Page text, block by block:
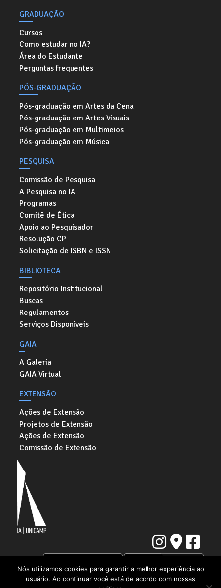
GRADUAÇÃO
Cursos
Como estudar no IA?
Área do Estudante
Perguntas frequentes
PÓS-GRADUAÇÃO
Pós-graduação em Artes da Cena
Pós-graduação em Artes Visuais
Pós-graduação em Multimeios
Pós-graduação em Música
PESQUISA
Comissão de Pesquisa
A Pesquisa no IA
Programas
Comitê de Ética
Apoio ao Pesquisador
Resolução CP
Solicitação de ISBN e ISSN
BIBLIOTECA
Repositório Institucional
Buscas
Regulamentos
Serviços Disponíveis
GAIA
A Galeria
GAIA Virtual
EXTENSÃO
Ações de Extensão
Projetos de Extensão
Ações de Extensão
Comissão de Extensão
Instituto de Artes da Universidade Estadual de Campinas
Nós utilizamos cookies para garantir a melhor experiência ao
usuário. Ao continuar você está de acordo com nossas